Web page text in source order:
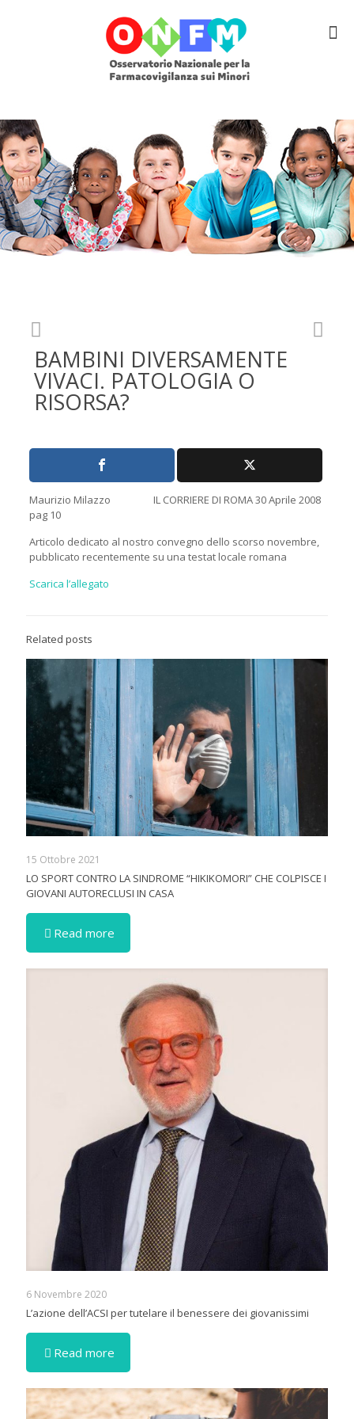
BAMBINI DIVERSAMENTE
VIVACI. PATOLOGIA O
RISORSA?
Maurizio Milazzo IL CORRIERE DI ROMA 30 Aprile 2008
pag 10
Articolo dedicato al nostro convegno dello scorso novembre,
pubblicato recentemente su una testat locale romana
Scarica l’allegato
Related posts
15 Ottobre 2021
LO SPORT CONTRO LA SINDROME “HIKIKOMORI” CHE COLPISCE I
GIOVANI AUTORECLUSI IN CASA
Read more
6 Novembre 2020
L’azione dell’ACSI per tutelare il benessere dei giovanissimi
Read more